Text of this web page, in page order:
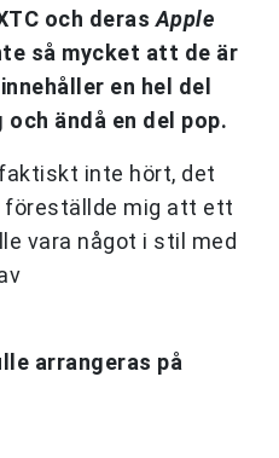
och derasApple
så mycket att de är
en hel del
ändå en del pop.
inte hört, det
föreställde mig att ett
vara något i stil med
arrangeras på